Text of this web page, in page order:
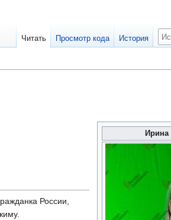
России,
Читать Просмотр кода История